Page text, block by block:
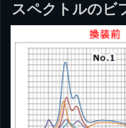
スペクトルのビ